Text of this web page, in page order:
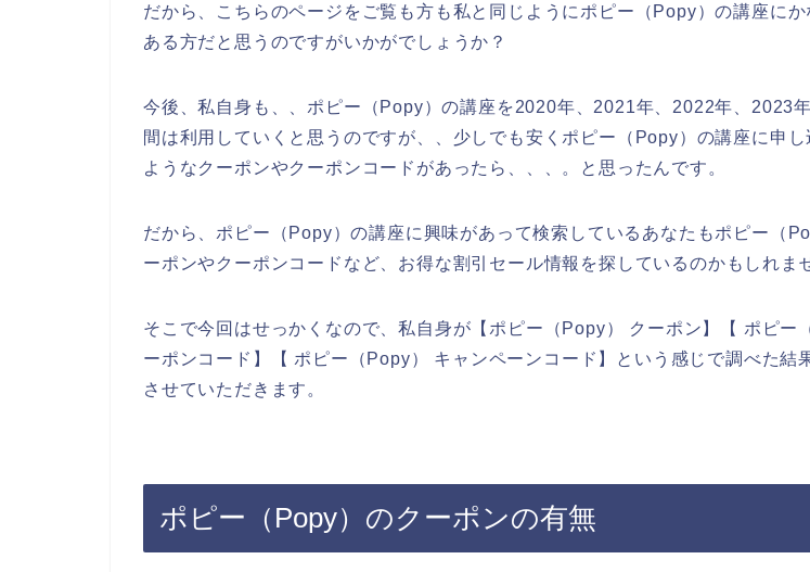
だから、こちらのページをご覧も方も私と同じようにポピー（Popy）の講座に
ある方だと思うのですがいかがでしょうか？
今後、私自身も、、ポピー（Popy）の講座を2020年、2021年、2022年、2023
間は利用していくと思うのですが、、少しでも安くポピー（Popy）の講座に申し
ようなクーポンやクーポンコードがあったら、、、。と思ったんです。
だから、ポピー（Popy）の講座に興味があって検索しているあなたもポピー（
ーポンやクーポンコードなど、お得な割引セール情報を探しているのかもしれま
そこで今回はせっかくなので、私自身が【ポピー（Popy） クーポン】【 ポピー
ーポンコード】【 ポピー（Popy） キャンペーンコード】という感じで調べた結
させていただきます。
ポピー（Popy）のクーポンの有無